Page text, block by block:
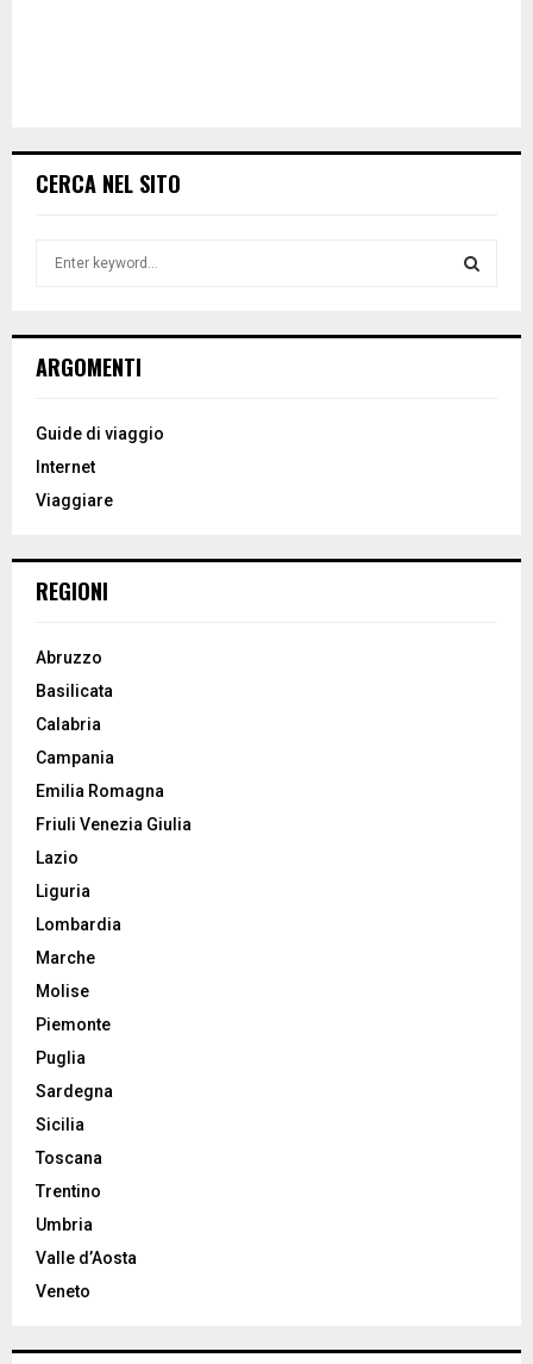
CERCA NEL SITO
h
o
:
ARGOMENTI
Guide di viaggio
Internet
Viaggiare
REGIONI
Abruzzo
Basilicata
Calabria
Campania
Emilia Romagna
Friuli Venezia Giulia
Lazio
Liguria
Lombardia
Marche
Molise
Piemonte
Puglia
Sardegna
Sicilia
Toscana
Trentino
Umbria
Valle d’Aosta
Veneto